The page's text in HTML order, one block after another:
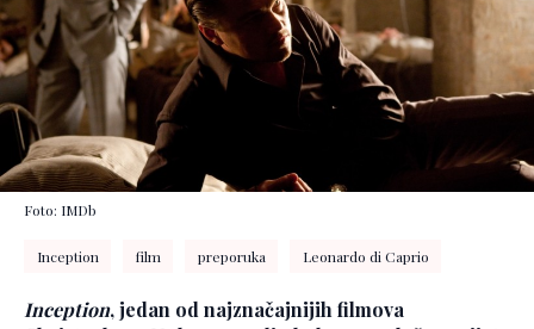
Foto: IMDb
Inception film preporuka Leonardo di Caprio
Inception, jedan od najznačajnijih filmova